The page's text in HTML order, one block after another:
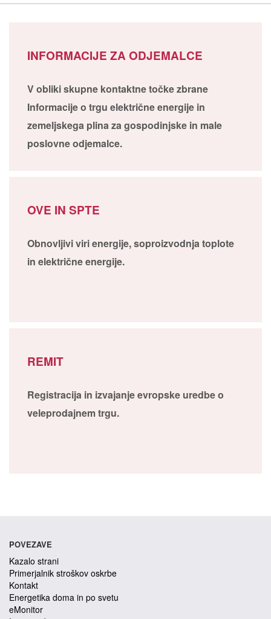
INFORMACIJE ZA ODJEMALCE
V obliki skupne kontaktne točke zbrane
Informacije o trgu električne energije in
zemeljskega plina za gospodinjske in male
poslovne odjemalce.
OVE IN SPTE
Obnovljivi viri energije, soproizvodnja toplote
in električne energije.
REMIT
Registracija in izvajanje evropske uredbe o
veleprodajnem trgu.
POVEZAVE
Kazalo strani
Primerjalnik stroškov oskrbe
Kontakt
Energetika doma in po svetu
eMonitor